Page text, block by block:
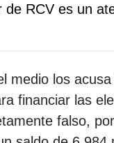
de RCV es un
medio los
financiar las
falso,